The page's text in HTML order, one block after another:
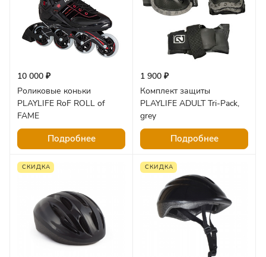
10 000 ₽
Роликовые коньки
PLAYLIFE RoF ROLL of
FAME
Подробнее
1 900 ₽
Комплект защиты
PLAYLIFE ADULT Tri-Pack,
grey
Подробнее
СКИДКА СКИДКА